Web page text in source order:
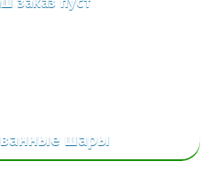
шары